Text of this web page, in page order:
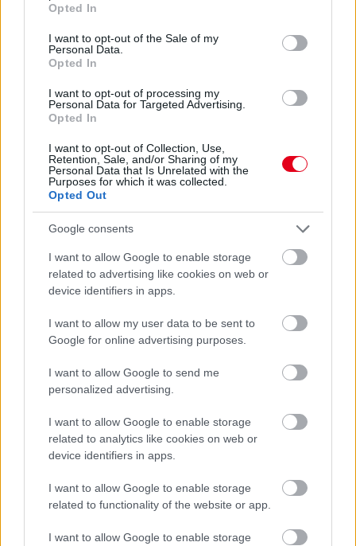
use your data for below specified purposes in below Google
consent section.
Opted In
I want to opt-out of the Sale of my
Personal Data.
Opted In
I want to opt-out of processing my
Personal Data for Targeted Advertising.
Opted In
I want to opt-out of Collection, Use,
Retention, Sale, and/or Sharing of my
Personal Data that Is Unrelated with the
Purposes for which it was collected.
Opted Out
Google consents
I want to allow Google to enable storage
related to advertising like cookies on web or
device identifiers in apps.
I want to allow my user data to be sent to
Google for online advertising purposes.
I want to allow Google to send me
personalized advertising.
I want to allow Google to enable storage
related to analytics like cookies on web or
device identifiers in apps.
I want to allow Google to enable storage
related to functionality of the website or app.
I want to allow Google to enable storage
Sokak számára alakult jobban a 41. Magyar Nagydíj, mint
várták, de azért a pohár nincs mindenkinél félig tele. A nyári
szünetre összepakoló Hungaroringről jelentenek Mészáros
részletek
előző hírek
Hallgasd meg a Formula Podcast
legfrissebb adását!
Kövess minket a Facebookon
Parc Fermé
10 órája
Montoya szerint Antonelli kedvessége sem segít
Russellen